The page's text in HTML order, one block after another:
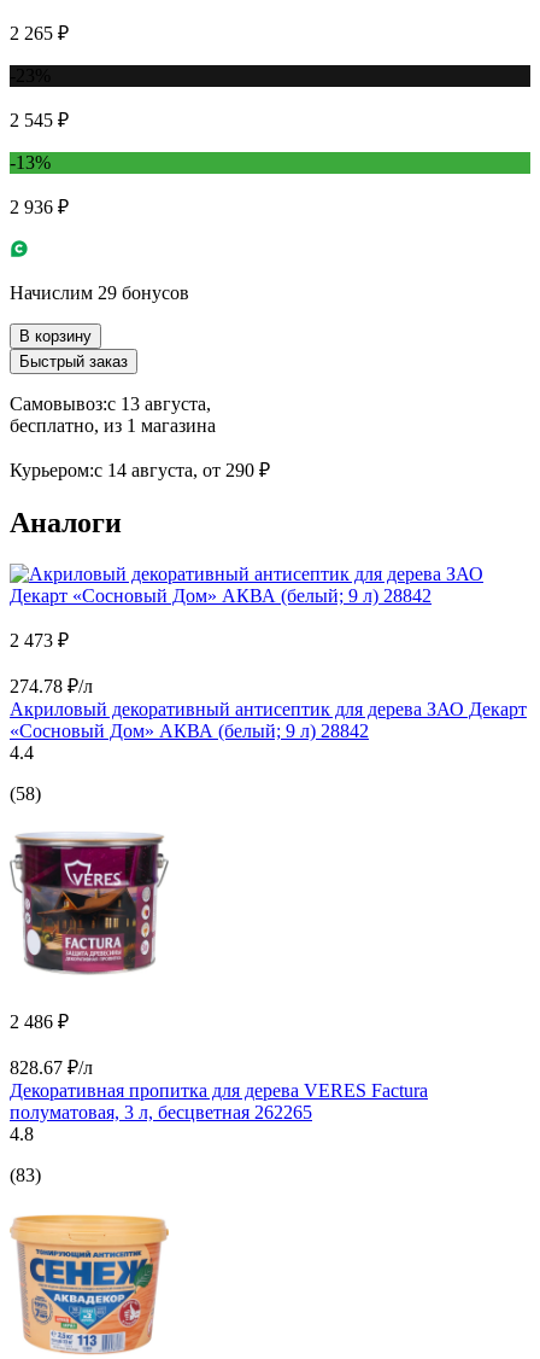
2 265 ₽
2 545 ₽
-13%
2 936 ₽
Начислим 29 бонусов
В корзину
Быстрый заказ
Самовывоз:c 13 августа,
бесплатно, из 1 магазина
Курьером:c 14 августа, от 290 ₽
Аналоги
2 473 ₽
274.78 ₽/л
Акриловый декоративный антисептик для дерева ЗАО Декарт
«Сосновый Дом» АКВА (белый; 9 л) 28842
4.4
(58)
2 486 ₽
828.67 ₽/л
Декоративная пропитка для дерева VERES Factura
полуматовая, 3 л, бесцветная 262265
4.8
(83)